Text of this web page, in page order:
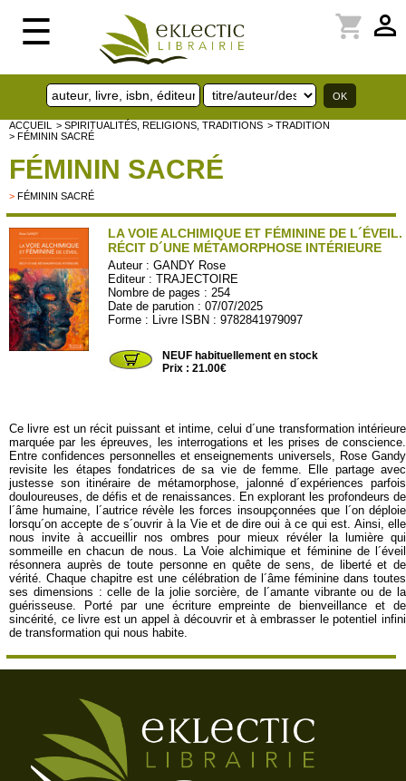
☰ perm_identity
shopping_cart
ACCUEIL > SPIRITUALITÉS, RELIGIONS, TRADITIONS > TRADITION
> FÉMININ SACRÉ
FÉMININ SACRÉ
> FÉMININ SACRÉ
LA VOIE ALCHIMIQUE ET FÉMININE DE L´ÉVEIL.
RÉCIT D´UNE MÉTAMORPHOSE INTÉRIEURE
Auteur :GANDY Rose
Editeur :TRAJECTOIRE
Nombre de pages : 254
Date de parution : 07/07/2025
Forme : Livre ISBN : 9782841979097
NEUF habituellement en stock
Prix : 21.00€
Ce livre est un récit puissant et intime, celui d´une transformation intérieure
marquée par les épreuves, les interrogations et les prises de conscience.
Entre confidences personnelles et enseignements universels, Rose Gandy
revisite les étapes fondatrices de sa vie de femme. Elle partage avec
justesse son itinéraire de métamorphose, jalonné d´expériences parfois
douloureuses, de défis et de renaissances. En explorant les profondeurs de
l´âme humaine, l´autrice révèle les forces insoupçonnées que l´on déploie
lorsqu´on accepte de s´ouvrir à la Vie et de dire oui à ce qui est. Ainsi, elle
nous invite à accueillir nos ombres pour mieux révéler la lumière qui
sommeille en chacun de nous. La Voie alchimique et féminine de l´éveil
résonnera auprès de toute personne en quête de sens, de liberté et de
vérité. Chaque chapitre est une célébration de l´âme féminine dans toutes
ses dimensions : celle de la jolie sorcière, de l´amante vibrante ou de la
guérisseuse. Porté par une écriture empreinte de bienveillance et de
sincérité, ce livre est un appel à découvrir et à embrasser le potentiel infini
de transformation qui nous habite.